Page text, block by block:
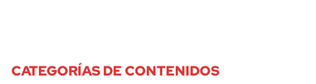
CATEGORÍAS DE CONTENIDOS